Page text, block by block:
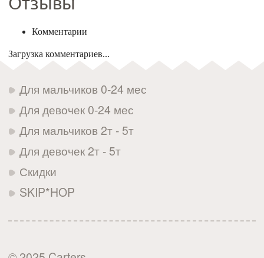
Комментарии
Загрузка комментариев...
Для мальчиков 0-24 мес
Для девочек 0-24 мес
Для мальчиков 2т - 5т
Для девочек 2т - 5т
Скидки
SKIP*HOP